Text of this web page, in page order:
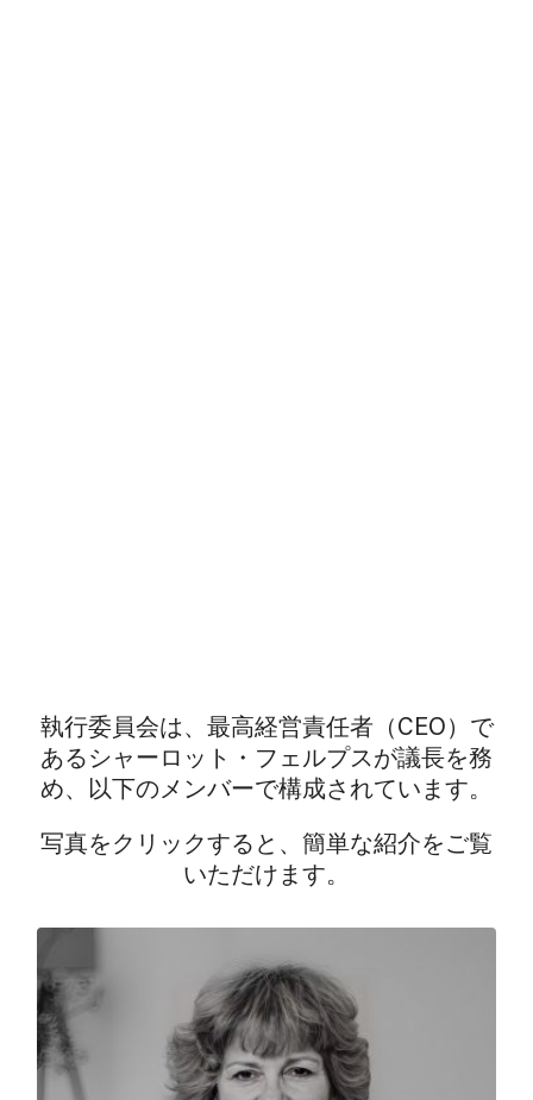
執行委員会は、最高経営責任者（CEO）で
あるシャーロット・フェルプスが議長を務
め、以下のメンバーで構成されています。
写真をクリックすると、簡単な紹介をご覧
いただけます。